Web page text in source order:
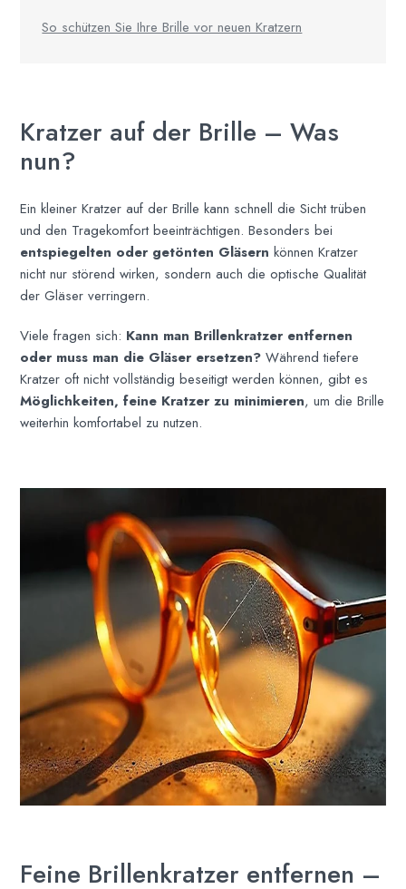
So schützen Sie Ihre Brille vor neuen Kratzern
Kratzer auf der Brille – Was
nun?
Ein kleiner Kratzer auf der Brille kann schnell die Sicht trüben
und den Tragekomfort beeinträchtigen. Besonders bei
entspiegelten oder getönten Gläsern können Kratzer
nicht nur störend wirken, sondern auch die optische Qualität
der Gläser verringern.
Viele fragen sich: Kann man Brillenkratzer entfernen
oder muss man die Gläser ersetzen? Während tiefere
Kratzer oft nicht vollständig beseitigt werden können, gibt es
Möglichkeiten, feine Kratzer zu minimieren, um die Brille
weiterhin komfortabel zu nutzen.
Feine Brillenkratzer entfernen –